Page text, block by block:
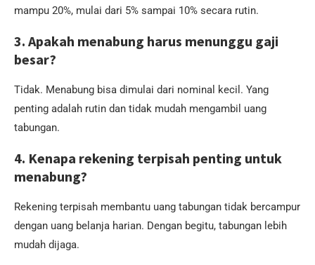
mampu 20%, mulai dari 5% sampai 10% secara rutin.
3. Apakah menabung harus menunggu gaji
besar?
Tidak. Menabung bisa dimulai dari nominal kecil. Yang
penting adalah rutin dan tidak mudah mengambil uang
tabungan.
4. Kenapa rekening terpisah penting untuk
menabung?
Rekening terpisah membantu uang tabungan tidak bercampur
dengan uang belanja harian. Dengan begitu, tabungan lebih
mudah dijaga.